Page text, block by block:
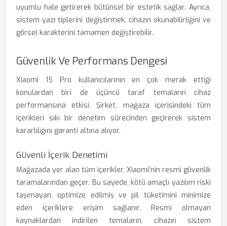
uyumlu hale getirerek bütünsel bir estetik sağlar. Ayrıca,
sistem yazı tiplerini değiştirmek, cihazın okunabilirliğini ve
görsel karakterini tamamen değiştirebilir.
Güvenlik Ve Performans Dengesi
Xiaomi 15 Pro kullanıcılarının en çok merak ettiği
konulardan biri de üçüncü taraf temaların cihaz
performansına etkisi. Şirket, mağaza içerisindeki tüm
içerikleri sıkı bir denetim sürecinden geçirerek sistem
kararlılığını garanti altına alıyor.
Güvenli İçerik Denetimi
Mağazada yer alan tüm içerikler, Xiaomi'nin resmi güvenlik
taramalarından geçer. Bu sayede, kötü amaçlı yazılım riski
taşımayan, optimize edilmiş ve pil tüketimini minimize
eden içeriklere erişim sağlanır. Resmi olmayan
kaynaklardan indirilen temaların, cihazın sistem